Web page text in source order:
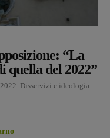
“La
quella del 2022”
Disservizi e ideologia